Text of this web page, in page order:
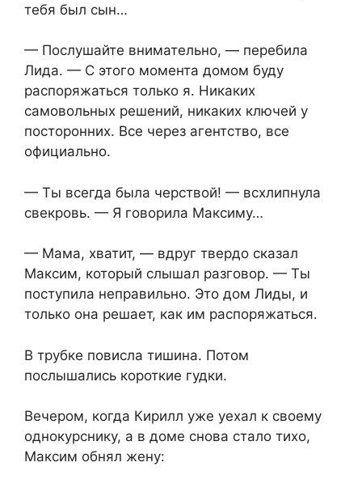
тебя был сын…
— Послушайте внимательно, — перебила
Лида. — С этого момента домом буду
распоряжаться только я. Никаких
самовольных решений, никаких ключей у
посторонних. Все через агентство, все
официально.
— Ты всегда была черствой! — всхлипнула
свекровь. — Я говорила Максиму…
— Мама, хватит, — вдруг твердо сказал
Максим, который слышал разговор. — Ты
поступила неправильно. Это дом Лиды, и
только она решает, как им распоряжаться.
В трубке повисла тишина. Потом
послышались короткие гудки.
Вечером, когда Кирилл уже уехал к своему
однокурснику, а в доме снова стало тихо,
Максим обнял жену: